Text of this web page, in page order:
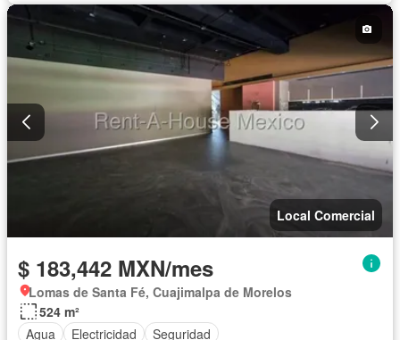
Local Comercial
$ 183,442 MXN/mes
Lomas de Santa Fé, Cuajimalpa de Morelos
524 m²
Agua
Electricidad Seguridad